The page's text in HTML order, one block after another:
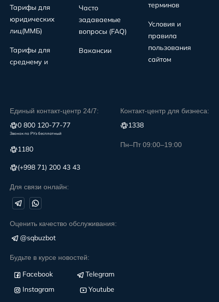
Тарифы для
юридических
лиц(MMБ)
Тарифы для
среднему и
Часто
задаваемые
вопросы (FAQ)
Вакансии
терминов
Условия и
правила
пользования
сайтом
Единый контакт-центр 24/7:
0 800 120-77-77
Звонок по РУз бесплатный
1180
(+998 71) 200 43 43
Для связи онлайн:
Контакт-центр для бизнеса:
1338
Пн–Пт 09:00–19:00
Оценить качество обслуживания:
@sqbuzbot
Будьте в курсе новостей:
Facebook
Telegram
Instagram
Youtube